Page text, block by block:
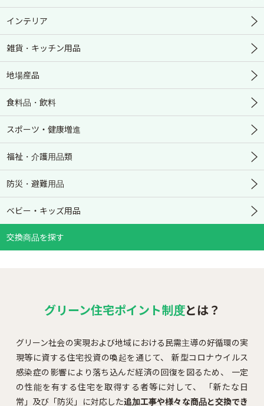
インテリア
雑貨・キッチン用品
地場産品
食料品・飲料
スポーツ・健康増進
福祉・介護用品類
防災・避難用品
ベビー・キッズ用品
交換商品を探す
グリーン住宅ポイント制度とは？
グリーン社会の実現および地域における民需主導の好循環の実
現等に資する住宅投資の喚起を通じて、
新型コロナウイルス
感染症の影響により落ち込んだ経済の回復を図るため、
一定
の性能を有する住宅を取得する者等に対して、
「新たな日
常」及び「防災」に対応した追加工事や様々な商品と交換でき